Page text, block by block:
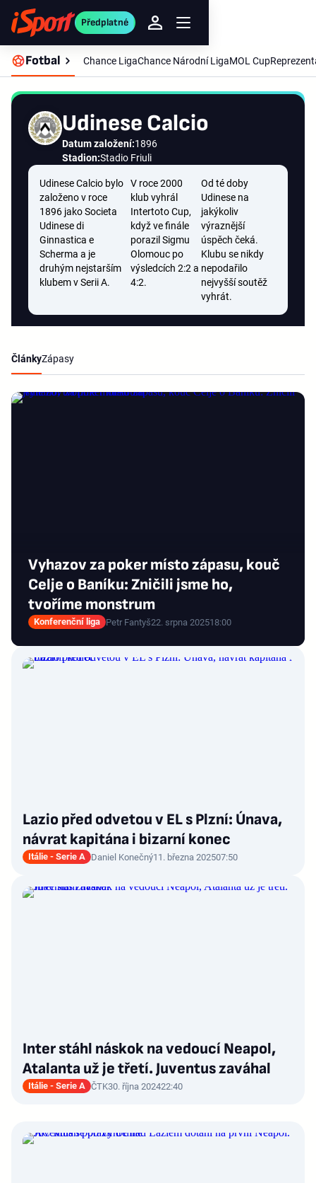
Předplatné
Fotbal Chance LigaChance Národní LigaMOL Cup
Udinese Calcio
Datum založení:1896
Stadion:Stadio Friuli
Udinese Calcio bylo
založeno v roce
1896 jako Societa
Udinese di
Ginnastica e
Scherma a je
druhým nejstarším
klubem v Serii A.
V roce 2000
klub vyhrál
Intertoto Cup,
když ve finále
porazil Sigmu
Olomouc po
výsledcích 2:2 a
4:2.
Od té doby
Udinese na
jakýkoliv
výraznější
úspěch čeká.
Klubu se nikdy
nepodařilo
nejvyšší soutěž
vyhrát.
ČlánkyZápasy
Vyhazov za poker místo zápasu, kouč
Celje o Baníku: Zničili jsme ho,
tvoříme monstrum
Konferenční liga Petr Fantyš22. srpna 202518:00
Lazio před odvetou v EL s Plzní: Únava,
návrat kapitána i bizarní konec
Itálie - Serie A Daniel Konečný11. března 202507:50
Inter stáhl náskok na vedoucí Neapol,
Atalanta už je třetí. Juventus zaváhal
Itálie - Serie A ČTK30. října 202422:40